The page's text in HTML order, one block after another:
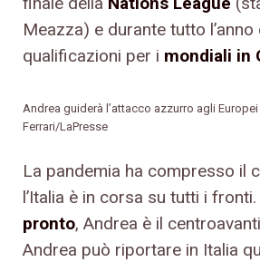
Meazza) e durante tutto
qualificazioni per i mondiali in
Andrea guiderà l’attacco azzurro agli
Ferrari/LaPresse
La pandemia ha compresso il
l’Italia è in corsa su tutti i fronti.
pronto, Andrea è il
Andrea può riportare in Italia